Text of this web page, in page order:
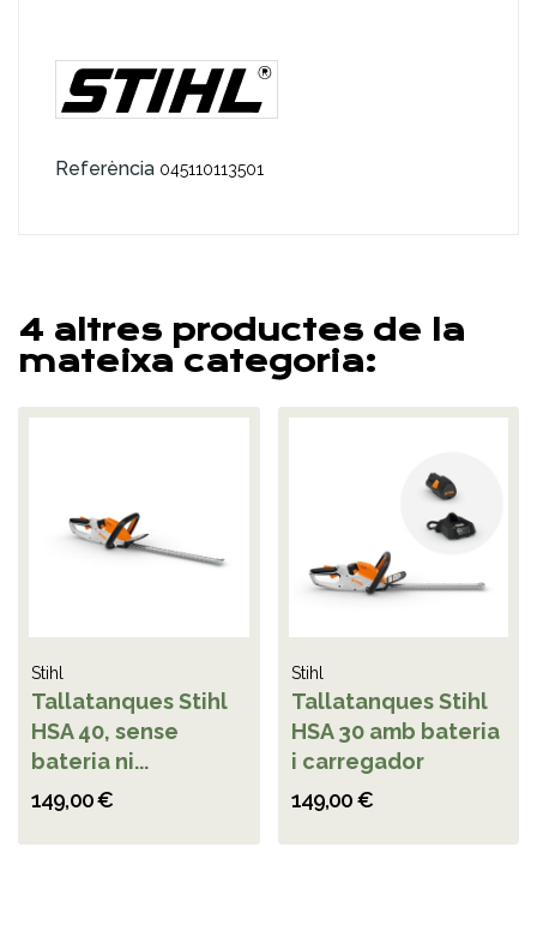
Referència 045110113501
4 altres productes de la
mateixa categoria:
Stihl
Tallatanques Stihl
HSA 40, sense
bateria ni...
149,00 €
Stihl
Tallatanques Stihl
HSA 30 amb bateria
i carregador
149,00 €